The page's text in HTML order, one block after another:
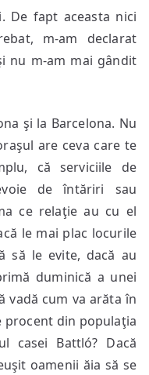
De fapt aceasta nici
m-am declarat
nu m-am mai gândit
şi la Barcelona. Nu
are ceva care te
că serviciile de
de întăriri sau
ce relaţie au cu el
le mai plac locurile
să le evite, dacă au
duminică a unei
vadă cum va arăta în
procent din populaţia
casei Battló? Dacă
oamenii ăia să se